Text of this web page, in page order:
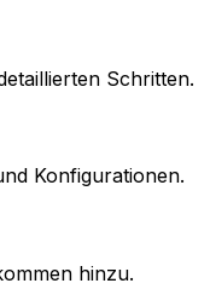
Schritten.
Konfigurationen.
hinzu.